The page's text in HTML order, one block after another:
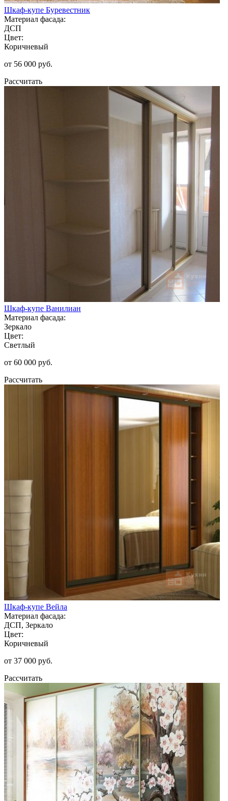
Шкаф-купе Буревестник
Материал фасада:
ДСП
Цвет:
Коричневый
от 56 000 руб.
Рассчитать
Шкаф-купе Ванилиан
Материал фасада:
Зеркало
Цвет:
Светлый
от 60 000 руб.
Рассчитать
Шкаф-купе Вейла
Материал фасада:
ДСП, Зеркало
Цвет:
Коричневый
от 37 000 руб.
Рассчитать